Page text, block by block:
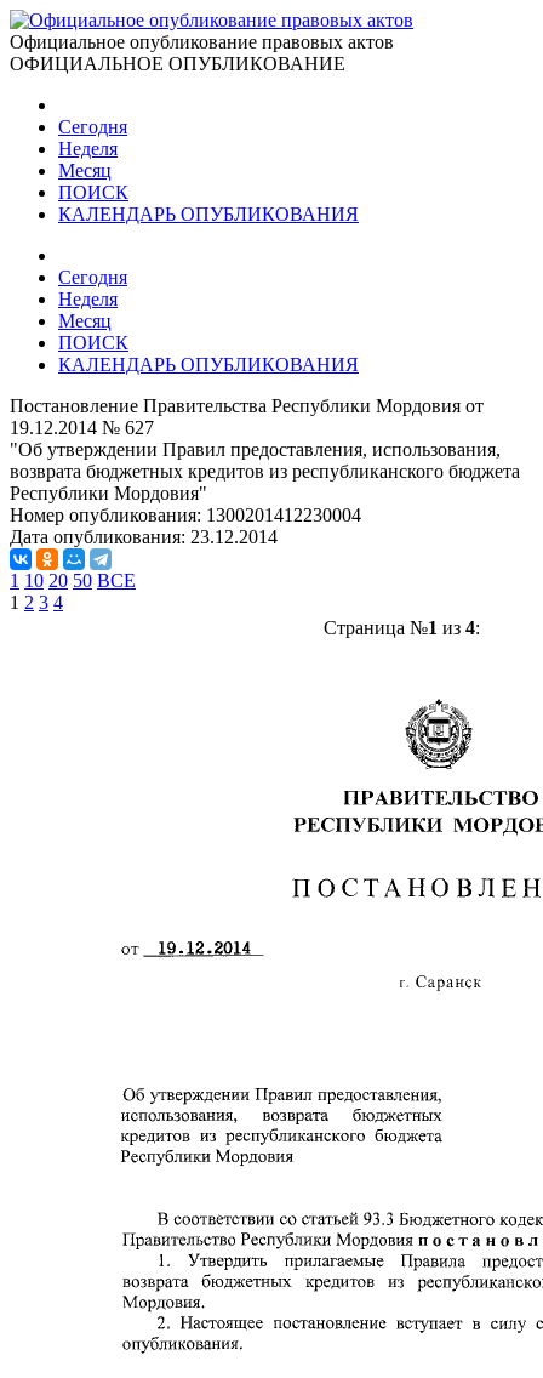
Официальное опубликование правовых актов
ОФИЦИАЛЬНОЕ ОПУБЛИКОВАНИЕ
Сегодня
Неделя
Месяц
ПОИСК
КАЛЕНДАРЬ ОПУБЛИКОВАНИЯ
Сегодня
Неделя
Месяц
ПОИСК
КАЛЕНДАРЬ ОПУБЛИКОВАНИЯ
Постановление Правительства Республики Мордовия от
19.12.2014 № 627
"Об утверждении Правил предоставления, использования,
возврата бюджетных кредитов из республиканского бюджета
Республики Мордовия"
Номер опубликования: 1300201412230004
Дата опубликования: 23.12.2014
1 10 20 50 ВСЕ
1 2 3 4
Страница №1 из 4: